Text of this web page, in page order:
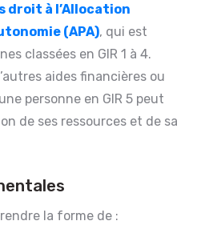
droit à l’Allocation
(APA), qui est
classées en GIR 1 à 4.
aides financières ou
personne en GIR 5 peut
de ses ressources et de sa
la forme de :